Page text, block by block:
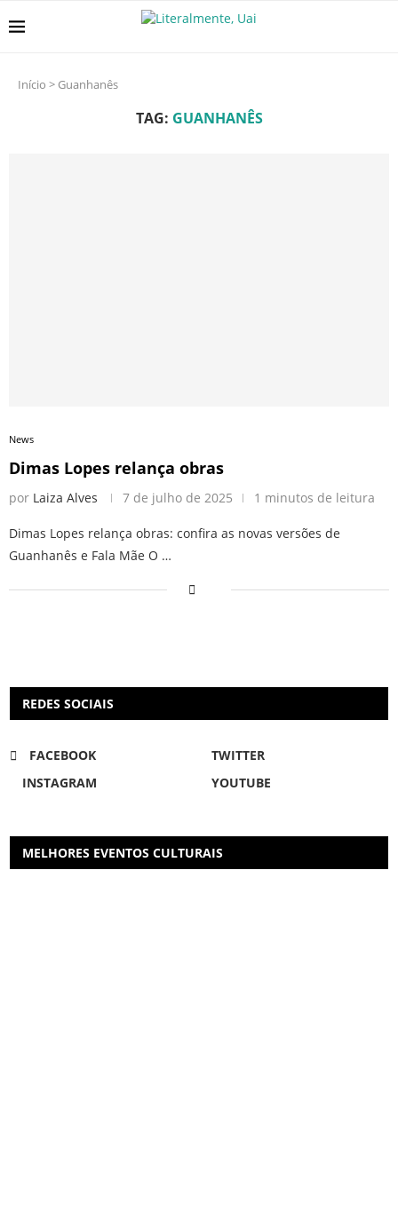
Início > Guanhanês
TAG: GUANHANÊS
News
Dimas Lopes relança obras
por Laiza Alves 7 de julho de 2025 1 minutos de leitura
Dimas Lopes relança obras: confira as novas versões de
Guanhanês e Fala Mãe O …
REDES SOCIAIS
FACEBOOK
TWITTER
INSTAGRAM
YOUTUBE
MELHORES EVENTOS CULTURAIS